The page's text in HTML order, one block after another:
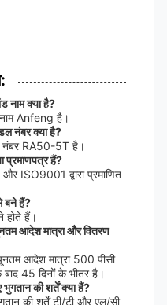
नाम क्या है?
Anfeng है।
नंबर क्या है?
नंबर RA50-5T है।
प्रमाणपत्र हैं?
ISO9001 द्वारा प्रमाणित
बने हैं?
होते हैं।
आदेश मात्रा और वितरण
आदेश मात्रा 500 पीसी
45 दिनों के भीतर है।
की शर्तें क्या हैं?
की शर्तें टी/टी और एल/सी